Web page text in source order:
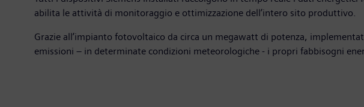
abilita le attività di monitoraggio e ottimizzazione dell’intero sito produttivo.
Grazie all’impianto fotovoltaico da circa un megawatt di potenza,
emissioni – in determinate condizioni meteorologiche - i propri fabbisogni